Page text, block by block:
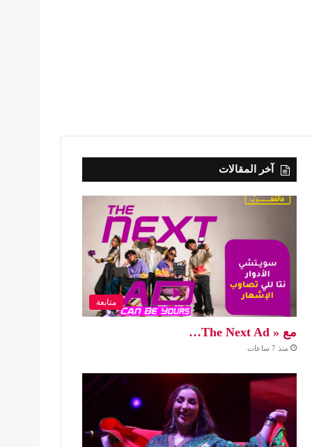
آخر المقالات
متابعة
مع « The Next Ad…
منذ 7 ساعات